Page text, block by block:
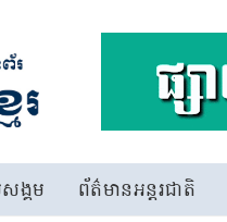
ង្គម ព័ត៌មានអន្តរជាតិ